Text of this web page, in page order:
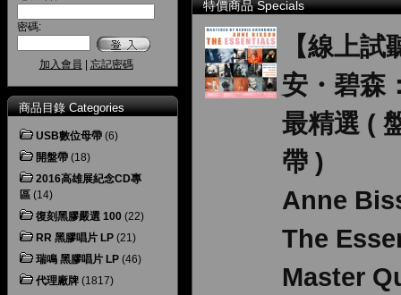
密碼:
加入會員 忘記密碼
商品目錄 Categories
USB數位母帶 (6)
開盤帶 (18)
2016高雄展紀念CD專
區 (14)
復刻黑膠嚴選 100 (22)
RR 黑膠唱片 LP (21)
瑞鳴 黑膠唱片 LP (46)
代理廠牌 (1817)
特價商品 Specials
【線上試
安・碧森
最精選 (
帶 )
Anne
The
Master